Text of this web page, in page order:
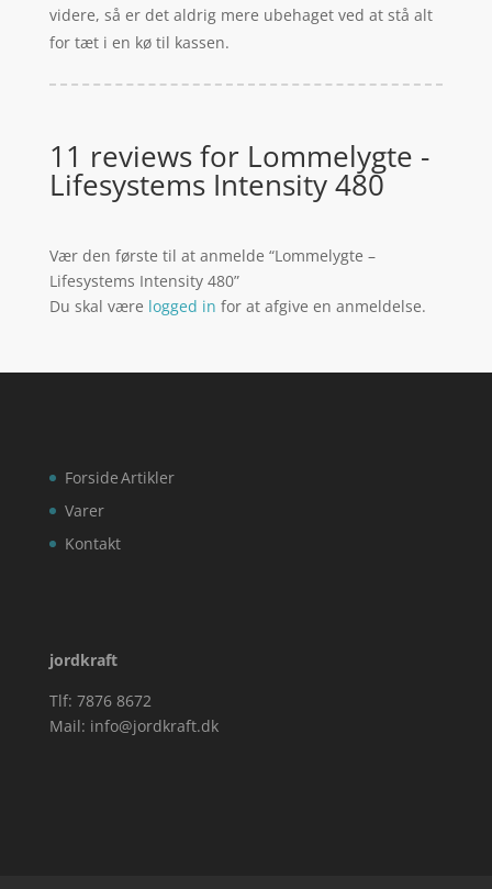
videre, så er det aldrig mere ubehaget ved at stå alt
for tæt i en kø til kassen.
11 reviews for Lommelygte -
Lifesystems Intensity 480
Vær den første til at anmelde “Lommelygte –
Lifesystems Intensity 480”
Du skal være logged in for at afgive en anmeldelse.
Forside
Varer
Kontakt
Artikler
jordkraft
Tlf: 7876 8672
Mail: info@jordkraft.dk